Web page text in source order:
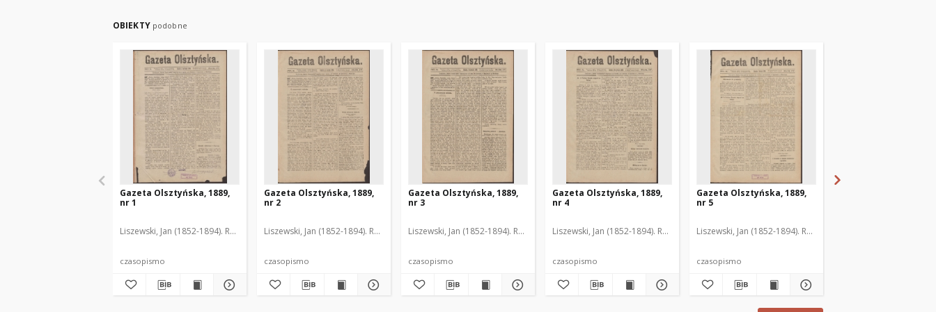
OBIEKTY podobne
Gazeta Olsztyńska, 1889,
nr 1
Liszewski, Jan (1852-1894). Red.
czasopismo
Gazeta Olsztyńska, 1889,
nr 2
Liszewski, Jan (1852-1894). Red.
czasopismo
Gazeta Olsztyńska, 1889,
nr 3
Liszewski, Jan (1852-1894). Red.
czasopismo
Gazeta Olsztyńska, 1889,
nr 4
Liszewski, Jan (1852-1894). Red.
czasopismo
Gazeta Olsztyńska, 1889,
nr 5
Liszewski, Jan (1852-1894). Red.
czasopismo